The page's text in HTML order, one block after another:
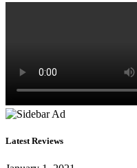
Latest Reviews